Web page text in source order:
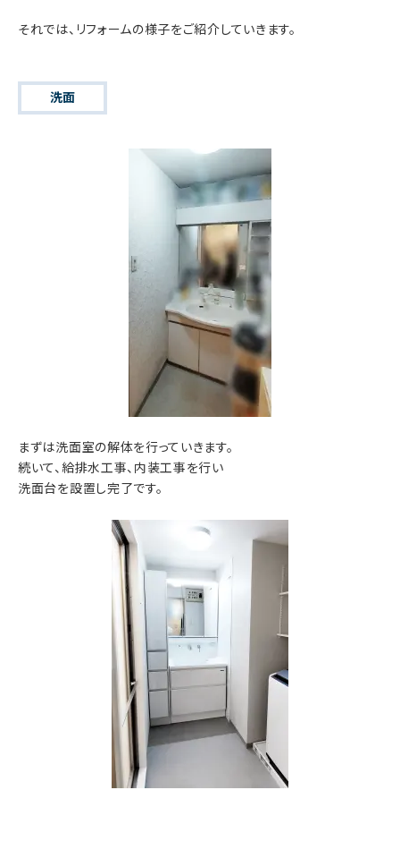
それでは、リフォームの様子をご紹介していきます。
洗面
まずは洗面室の解体を行っていきます。
続いて、給排水工事、内装工事を行い
洗面台を設置し完了です。